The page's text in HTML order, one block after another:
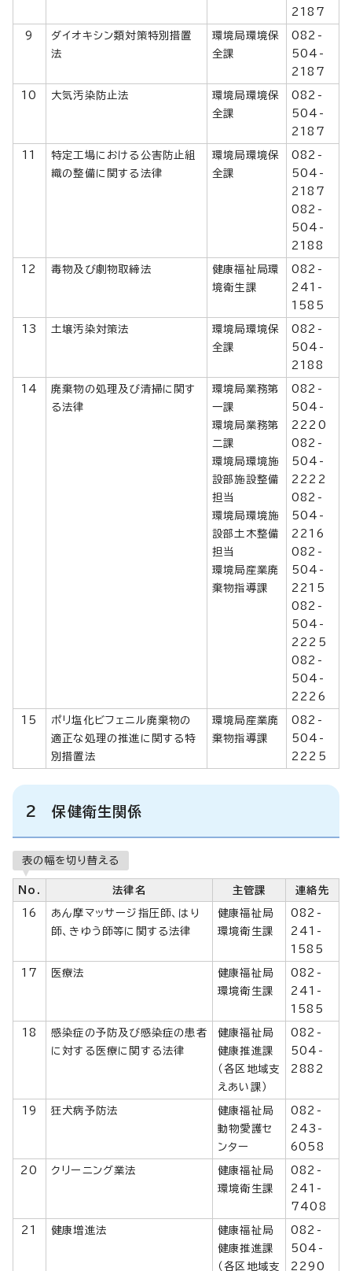
2187
9
ダイオキシン類対策特別措置
法
環境局環境保
全課
082-
504-
2187
10 大気汚染防止法
環境局環境保
全課
082-
504-
2187
11
特定工場における公害防止組
織の整備に関する法律
環境局環境保
全課
082-
504-
2187
082-
504-
2188
12 毒物及び劇物取締法
健康福祉局環
境衛生課
082-
241-
1585
13 土壌汚染対策法
環境局環境保
全課
082-
504-
2188
14
廃棄物の処理及び清掃に関す
る法律
環境局業務第
一課
環境局業務第
二課
環境局環境施
設部施設整備
担当
環境局環境施
設部土木整備
担当
環境局産業廃
棄物指導課
082-
504-
2220
082-
504-
2222
082-
504-
2216
082-
504-
2215
082-
504-
2225
082-
504-
2226
15
ポリ塩化ビフェニル廃棄物の
適正な処理の推進に関する特
別措置法
環境局産業廃
棄物指導課
082-
504-
2225
2 保健衛生関係
表の幅を切り替える
No. 法律名 主管課 連絡先
16
あん摩マッサージ指圧師、はり
師、きゆう師等に関する法律
健康福祉局
環境衛生課
082-
241-
1585
17 医療法
健康福祉局
環境衛生課
082-
241-
1585
18
感染症の予防及び感染症の患者
に対する医療に関する法律
健康福祉局
健康推進課
（各区地域支
えあい課）
082-
504-
2882
19 狂犬病予防法
健康福祉局
動物愛護セ
ンター
082-
243-
6058
20 クリーニング業法
健康福祉局
環境衛生課
082-
241-
7408
21 健康増進法
健康福祉局
健康推進課
（各区地域支
082-
504-
2290